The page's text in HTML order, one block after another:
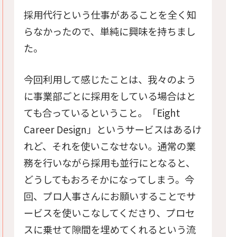
採用代行という仕事があることを全く知
らなかったので、単純に興味を持ちまし
た。
今回利用して感じたことは、我々のよう
に事業部ごとに採用をしている場合はと
ても合っているということ。「Eight
Career Design」というサービスはあるけ
れど、それを使いこなせない。通常の業
務を行いながら採用も並行にとなると、
どうしてもおろそかになってしまう。今
回、プロ人事さんにお願いすることでサ
ービスを使いこなしてくださり、プロセ
スに乗せて隙間を埋めてくれるという流